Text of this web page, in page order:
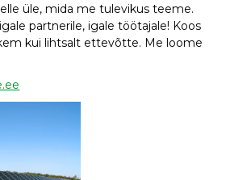
üle, mida me tulevikus teeme.
partnerile, igale töötajale! Koos
kui lihtsalt ettevõtte. Me loome